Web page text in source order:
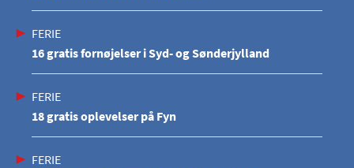
FERIE
16 gratis fornøjelser i Syd- og Sønderjylland
FERIE
18 gratis oplevelser på Fyn
FERIE